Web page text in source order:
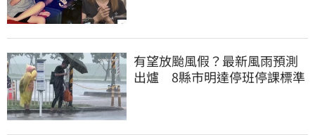
有望放颱風假？最新風雨預測
出爐 8縣市明達停班停課標準